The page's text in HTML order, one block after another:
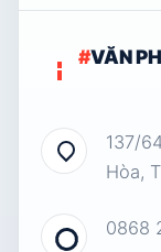
#VĂN
137/
Hòa,
0868